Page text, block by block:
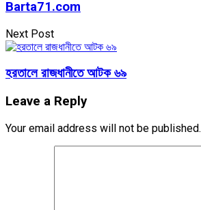
Barta71.com
Next Post
হরতালে রাজধানীতে আটক ৬৯
Leave a Reply
Your email address will not be published.